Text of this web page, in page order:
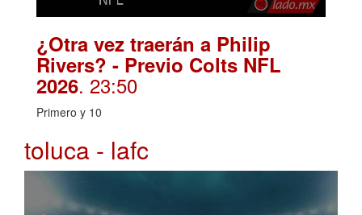
¿Otra vez traerán a Philip
Rivers? - Previo Colts NFL
2026. 23:50
Primero y 10
toluca - lafc